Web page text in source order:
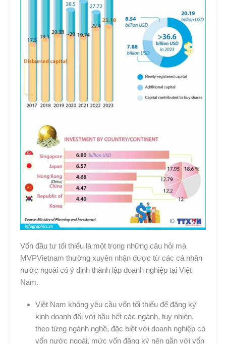
Vốn đầu tư tối thiểu là một trong những câu hỏi mà
MVPVietnam thường xuyên nhận được từ các cá nhân
nước ngoài có ý định thành lập doanh nghiệp tại Việt
Nam.
Việt Nam không yêu cầu vốn tối thiểu để đăng ký
kinh doanh đối với hầu hết các ngành, tuy nhiên,
theo từng ngành nghề, đặc biệt với doanh nghiệp có
vốn nước ngoài, mức vốn đăng ký nên gần với vốn